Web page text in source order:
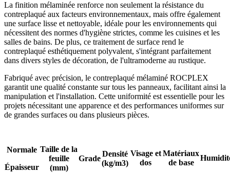
La finition mélaminée renforce non seulement la résistance du
contreplaqué aux facteurs environnementaux, mais offre également
une surface lisse et nettoyable, idéale pour les environnements qui
nécessitent des normes d'hygiène strictes, comme les cuisines et les
salles de bains. De plus, ce traitement de surface rend le
contreplaqué esthétiquement polyvalent, s'intégrant parfaitement
dans divers styles de décoration, de l'ultramoderne au rustique.
Fabriqué avec précision, le contreplaqué mélaminé ROCPLEX
garantit une qualité constante sur tous les panneaux, facilitant ainsi la
manipulation et l'installation. Cette uniformité est essentielle pour les
projets nécessitant une apparence et des performances uniformes sur
de grandes surfaces ou dans plusieurs pièces.
Normale
Épaisseur
Taille de la
feuille
(mm)
Grade
Densité
(kg/m3)
Visage et
dos
Matériaux
de base